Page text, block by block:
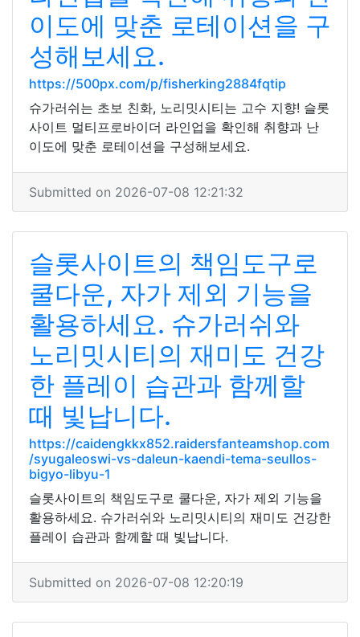
이도에 맞춘 로테이션을 구
성해보세요.
https://500px.com/p/fisherking2884fqtip
슈가러쉬는 초보 친화, 노리밋시티는 고수 지향! 슬롯
사이트 멀티프로바이더 라인업을 확인해 취향과 난
이도에 맞춘 로테이션을 구성해보세요.
Submitted on 2026-07-08 12:21:32
슬롯사이트의 책임도구로
쿨다운, 자가 제외 기능을
활용하세요. 슈가러쉬와
노리밋시티의 재미도 건강
한 플레이 습관과 함께할
때 빛납니다.
https://caidengkkx852.raidersfanteamshop.com
/syugaleoswi-vs-daleun-kaendi-tema-seullos-
bigyo-libyu-1
슬롯사이트의 책임도구로 쿨다운, 자가 제외 기능을
활용하세요. 슈가러쉬와 노리밋시티의 재미도 건강한
플레이 습관과 함께할 때 빛납니다.
Submitted on 2026-07-08 12:20:19